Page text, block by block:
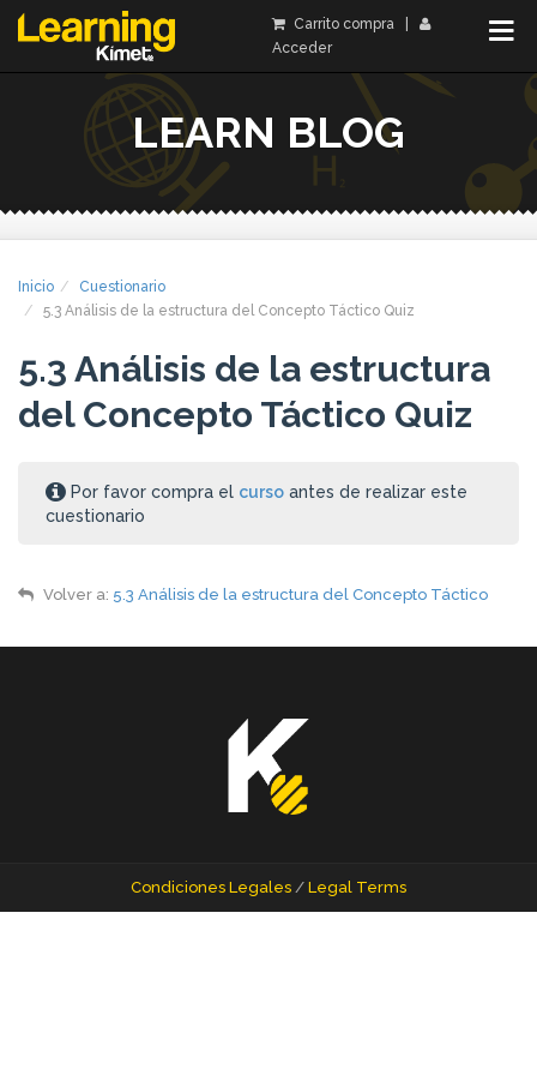
Carrito compra|
Acceder
LEARN BLOG
Inicio
Cuestionario
5.3 Análisis de la estructura del Concepto Táctico Quiz
5.3 Análisis de la estructura
del Concepto Táctico Quiz
Por favor compra el curso antes de realizar este
cuestionario
Volver a: 5.3 Análisis de la estructura del Concepto Táctico
Condiciones Legales / Legal Terms